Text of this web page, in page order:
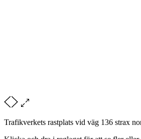
Trafikverkets rastplats vid väg 136 strax